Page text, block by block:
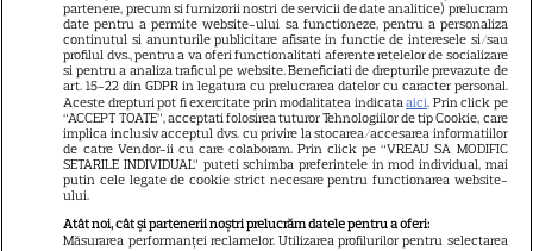
Elle
Unica
Retete practice
URMĂREȘTE-NE PE
partenere, precum si furnizorii nostri de servicii de date analitice) prelucram
date pentru a permite website-ului sa functioneze, pentru a personaliza
continutul si anunturile publicitare afisate in functie de interesele si/sau
profilul dvs., pentru a va oferi functionalitati aferente retelelor de socializare
si pentru a analiza traficul pe website. Beneficiati de drepturile prevazute de
art. 15-22 din GDPR in legatura cu prelucrarea datelor cu caracter personal.
Aceste drepturi pot fi exercitate prin modalitatea indicataaici. Prin click pe
“ACCEPT TOATE”, acceptati folosirea tuturor Tehnologiilor de tip Cookie, care
implica inclusiv acceptul dvs. cu privire la stocarea/accesarea informatiilor
de catre Vendor-ii cu care colaboram. Prin click pe “VREAU SA MODIFIC
SETARILE INDIVIDUAL” puteti schimba preferintele in mod individual, mai
putin cele legate de cookie strict necesare pentru functionarea website-
ului.
Atât noi, cât și partenerii noștri prelucrăm datele pentru a oferi:
Măsurarea performanței reclamelor. Utilizarea profilurilor pentru selectarea